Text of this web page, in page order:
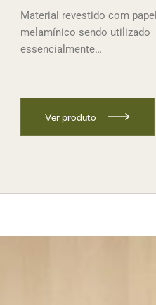
Material revestido com
melamínico sendo utilizado
essencialmente…
Verproduto